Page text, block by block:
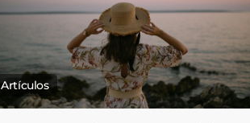
Artículos